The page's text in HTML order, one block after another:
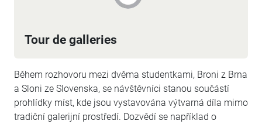
Tour de galleries
Během rozhovoru mezi dvěma studentkami, Broni z Brna
a Sloni ze Slovenska, se návštěvníci stanou součástí
prohlídky míst, kde jsou vystavována výtvarná díla mimo
tradiční galerijní prostředí. Dozvědí se například o